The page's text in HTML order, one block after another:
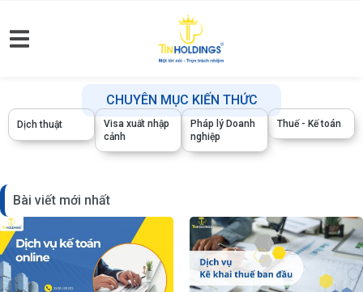
CHUYÊN MỤC KIẾN THỨC
Dịch thuật
Visa xuất nhập
cảnh
Pháp lý Doanh
nghiệp
Thuế - Kế toán
Bài viết mới nhất